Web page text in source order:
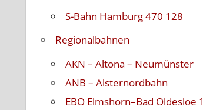
S-Bahn Hamburg 470 128
Regionalbahnen
AKN – Altona – Neumünster
ANB – Alsternordbahn
EBO Elmshorn–Bad Oldesloe 1